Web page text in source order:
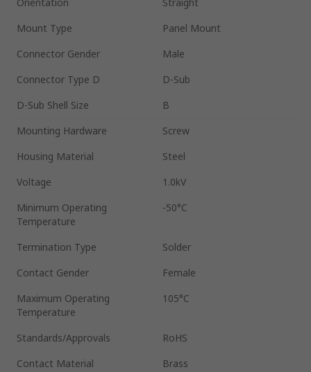
Mount Type
Panel Mount
Connector Gender
Male
Connector Type D
D-Sub
D-Sub Shell Size
B
Mounting Hardware
Screw
Housing Material
Steel
Voltage
1.0kV
Minimum Operating
Temperature
-50°C
Termination Type
Solder
Contact Gender
Female
Maximum Operating
Temperature
105°C
Standards/Approvals
RoHS
Contact Material
Brass